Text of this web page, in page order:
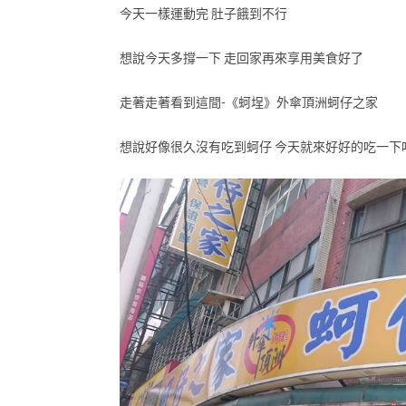
今天一樣運動完 肚子餓到不行
想說今天多撐一下 走回家再來享用美食好了
走著走著看到這間-《蚵埕》外傘頂洲蚵仔之家
想說好像很久沒有吃到蚵仔 今天就來好好的吃一下